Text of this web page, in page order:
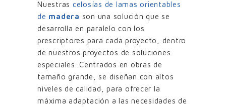
Nuestras celosías de lamas orientables
de madera son una solución que se
desarrolla en paralelo con los
prescriptores para cada proyecto, dentro
de nuestros proyectos de soluciones
especiales. Centrados en obras de
tamaño grande, se diseñan con altos
niveles de calidad, para ofrecer la
máxima adaptación a las necesidades de